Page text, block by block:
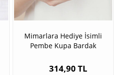
Mimarlara Hediye İsimli
Pembe Kupa Bardak
314,90 TL